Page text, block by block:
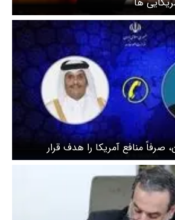
صرفاً منافع آمریکا را هدف قرار